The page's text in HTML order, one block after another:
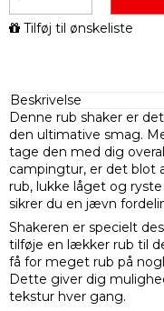
Tilføj til ønskeliste
Beskrivelse
Denne rub shaker er
den ultimative smag.
tage den med dig
campingtur, er det blot
rub, lukke låget og
sikrer du en jævn
Shakeren er specielt
tilføje en lækker rub til
få for meget rub på
Dette giver dig
tekstur hver gang.